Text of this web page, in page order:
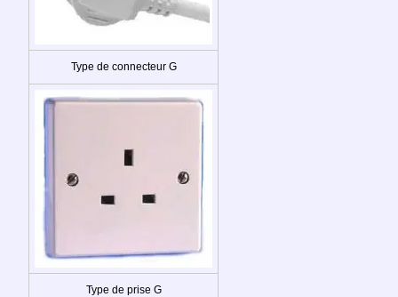
Type de connecteur G
Type de prise G